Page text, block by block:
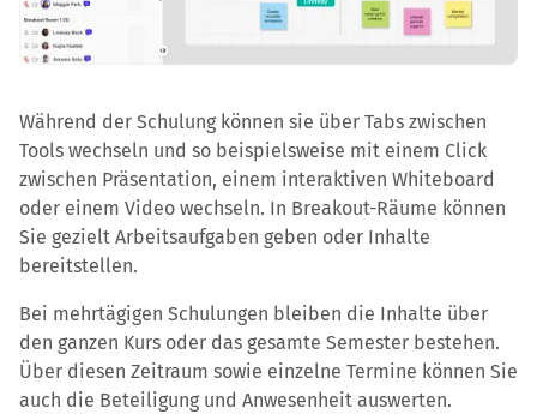
Während der Schulung können sie über Tabs zwischen
Tools wechseln und so beispielsweise mit einem Click
zwischen Präsentation, einem interaktiven Whiteboard
oder einem Video wechseln. In Breakout-Räume können
Sie gezielt Arbeitsaufgaben geben oder Inhalte
bereitstellen.
Bei mehrtägigen Schulungen bleiben die Inhalte über
den ganzen Kurs oder das gesamte Semester bestehen.
Über diesen Zeitraum sowie einzelne Termine können Sie
auch die Beteiligung und Anwesenheit auswerten.